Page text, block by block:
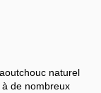
naturel
de nombreux